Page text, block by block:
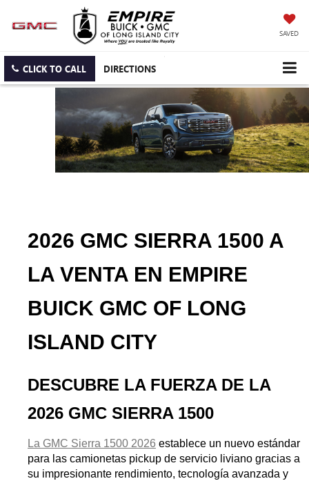
SAVED
CLICK TO CALL DIRECTIONS
2026 GMC SIERRA 1500 A
LA VENTA EN EMPIRE
BUICK GMC OF LONG
ISLAND CITY
DESCUBRE LA FUERZA DE LA
2026 GMC SIERRA 1500
La GMC Sierra 1500 2026 establece un nuevo estándar
para las camionetas pickup de servicio liviano gracias a
su impresionante rendimiento, tecnología avanzada y